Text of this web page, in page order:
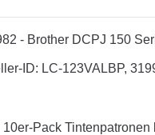
- Brother DCPJ 150
ID: LC-123VALBP,
10er-Pack